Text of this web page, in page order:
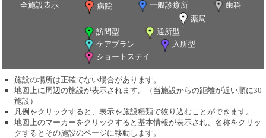
全施設表示 病院 一般診療所
歯科
薬局
訪問型
通所型
ケアプラン
入所型
ショートステイ
施設の場所は正確でない場合があります。
地図上に周辺の施設が表示されます。（当施設からの距離が近い順に30
施設）
凡例をクリックすると、表示を施設種類で絞り込むことができます。
地図上のマーカーをクリックすると基本情報が表示され、名称をクリッ
クするとその施設のページに移動します。